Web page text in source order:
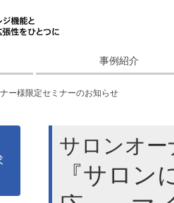
事例紹介
ー様限定セミナーのお知らせ
サロンオー
『サロ